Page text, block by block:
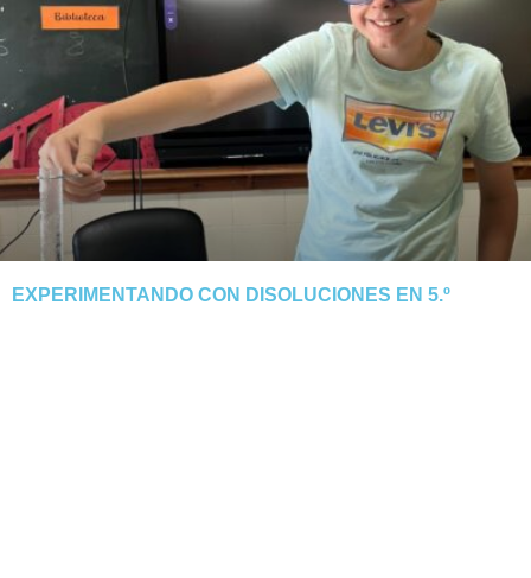
EXPERIMENTANDO CON DISOLUCIONES EN 5.º